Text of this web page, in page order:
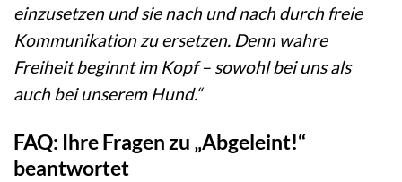
einzusetzen und sie nach und nach durch freie
Kommunikation zu ersetzen. Denn wahre
Freiheit beginnt im Kopf – sowohl bei uns als
auch bei unserem Hund.“
FAQ: Ihre Fragen zu „Abgeleint!“
beantwortet